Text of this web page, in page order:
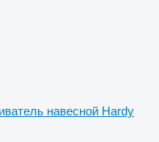
навесной Hardy